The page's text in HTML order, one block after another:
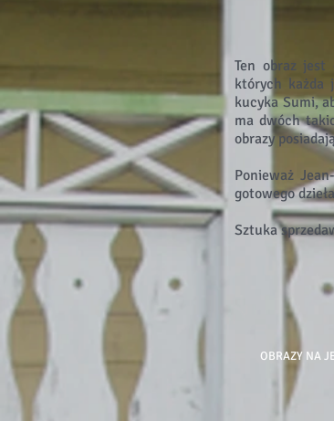
Ten obraz
których każda
kucyka Sumi,
ma dwóch
obrazy
Ponieważ
gotowego
Sztuka
OBRAZY NA